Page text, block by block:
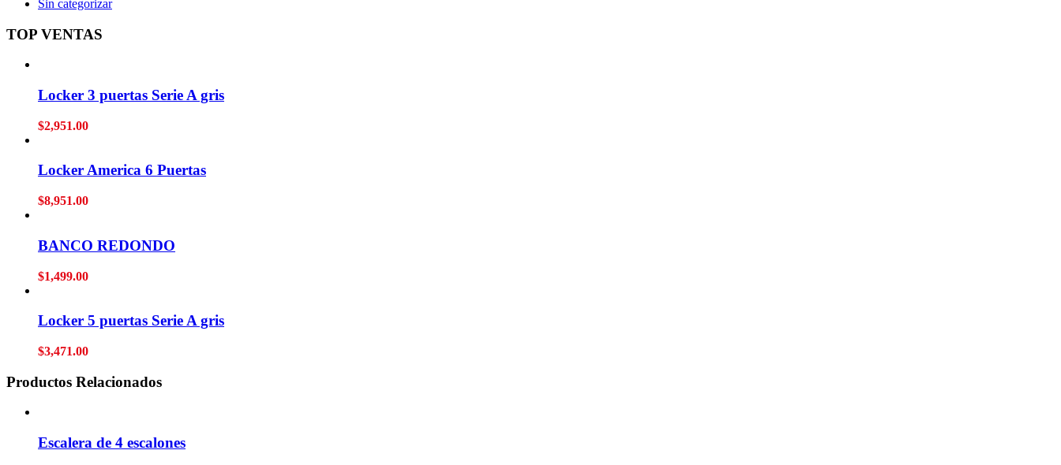
Sin categorizar
TOP VENTAS
Locker 3 puertas Serie A gris
$2,951.00
Locker America 6 Puertas
$8,951.00
BANCO REDONDO
$1,499.00
Locker 5 puertas Serie A gris
$3,471.00
Productos Relacionados
Escalera de 4 escalones